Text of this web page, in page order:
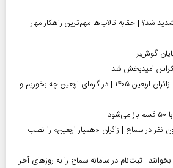
شد؟ | حقابه تالاب‌ها مهم‌ترین راهکار مهار
گوش‌بر
امیدبخش شد
توصیه‌های تغذیه‌ای برای زائران اربعین ۱۴۰۵ | در گرمای اربعین چه بخوریم و
نفر در سماح | زائران «همیار اربعین» را نصب
متقاضیان ارز اربعین ۱۴۰۵ بخوانند | ثبت‌نام در سامانه سماح را به روز‌های آخر